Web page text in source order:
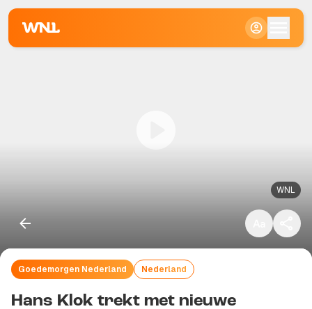
WNL
Goedemorgen Nederland Nederland
Hans Klok trekt met nieuwe